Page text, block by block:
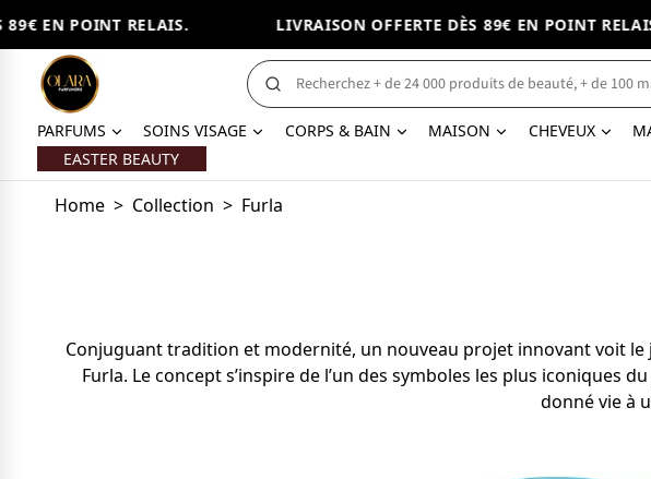
EN POINT RELAIS. LIVRAISON OFFERTE DÈS 89€ EN POINT
PARFUMS SOINS VISAGE CORPS & BAIN MAISON CHEVEUX
EASTER BEAUTY
Home > Collection > Furla
Conjuguant tradition et modernité, un nouveau projet innovant voit
Furla. Le concept s’inspire de l’un des symboles les plus iconiques
donné vie à